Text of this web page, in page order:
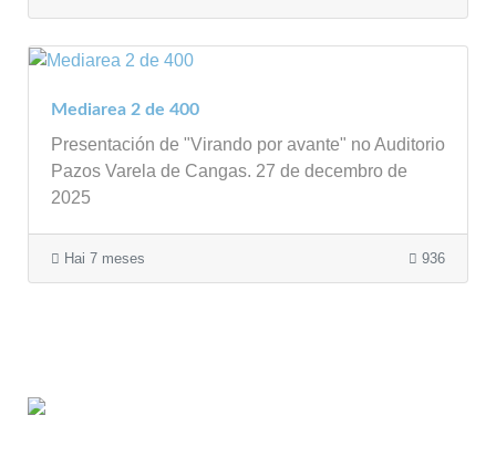
Mediarea 2 de 400
Presentación de "Virando por avante" no Auditorio
Pazos Varela de Cangas. 27 de decembro de
2025
Hai 7 meses 936